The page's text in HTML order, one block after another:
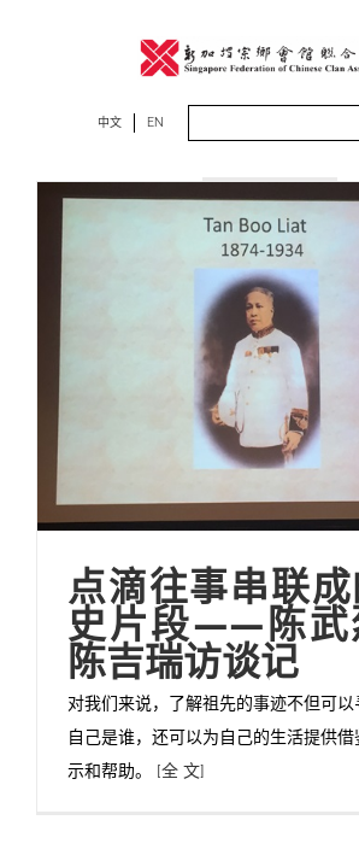
中文 EN
2018年08月30
点滴往事串联
史片段——陈武
陈吉瑞访谈记
对我们来说，了解祖先的事迹不但可
自己是谁，还可以为自己的生活提供
示和帮助。 [全 文]